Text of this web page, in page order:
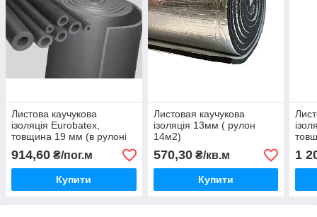
Листова каучукова
ізоляція Eurobatex,
товщина 19 мм (в рулоні
10 м2)
914,60 ₴/пог.м
Купити
Листовая каучукова
ізоляція 13мм ( рулон
14м2)
570,30₴/кв.м
Купити
м2)
1